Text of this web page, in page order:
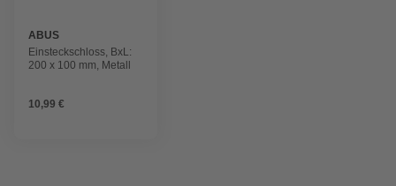
ABUS
Einsteckschloss, BxL:
200 x 100 mm, Metall
10,99 €